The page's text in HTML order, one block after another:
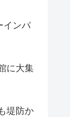
インパ
に大集
堤防か